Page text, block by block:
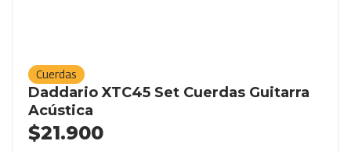
Cuerdas
Daddario XTC45 Set Cuerdas Guitarra
Acústica
$21.900